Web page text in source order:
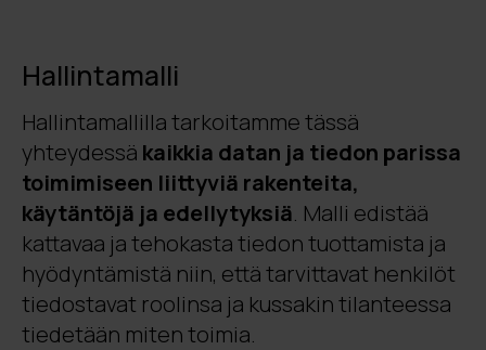
Hallintamalli
Hallintamallilla tarkoitamme tässä
yhteydessä kaikkia datan ja tiedon parissa
toimimiseen liittyviä rakenteita,
käytäntöjä ja edellytyksiä. Malli edistää
kattavaa ja tehokasta tiedon tuottamista ja
hyödyntämistä niin, että tarvittavat henkilöt
tiedostavat roolinsa ja kussakin tilanteessa
tiedetään miten toimia.